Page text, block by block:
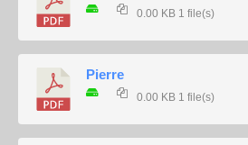
0.00 KB 1 file(s)
Pierre
0.00 KB 1 file(s)